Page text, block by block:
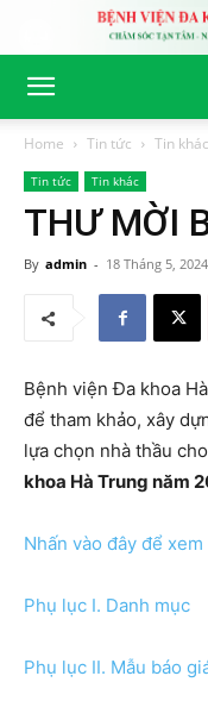
Home Tin tức Tin khác
Tin tức Tin khác
THƯ MỜI
By admin - 18 Tháng 5, 2024
Bệnh viện Đa khoa
để tham khảo, xây
lựa chọn nhà thầu
khoa Hà Trung năm
Nhấn vào đây để
Phụ lục I. Danh mục
Phụ lục II. Mẫu báo